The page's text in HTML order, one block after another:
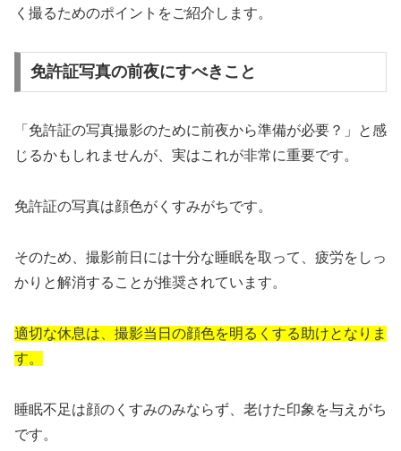
く撮るためのポイントをご紹介します。
免許証写真の前夜にすべきこと
「免許証の写真撮影のために前夜から準備が必要？」と感
じるかもしれませんが、実はこれが非常に重要です。
免許証の写真は顔色がくすみがちです。
そのため、撮影前日には十分な睡眠を取って、疲労をしっ
かりと解消することが推奨されています。
適切な休息は、撮影当日の顔色を明るくする助けとなりま
す。
睡眠不足は顔のくすみのみならず、老けた印象を与えがち
です。